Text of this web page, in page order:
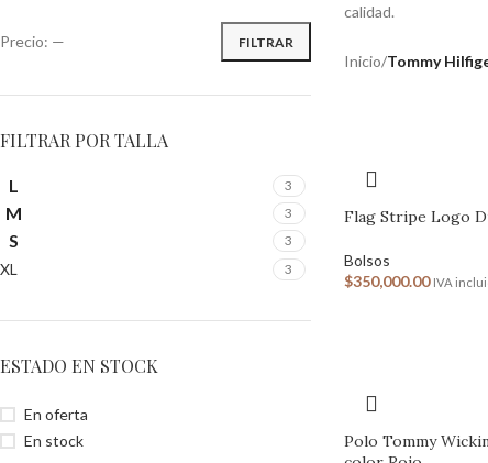
FILTRAR
Precio: —
FILTRAR POR TALLA
L 3
M 3
S 3
XL 3
ESTADO EN STOCK
En oferta
En stock
calidad.
Inicio/Tommy
Flag Stripe Logo
Bolsos
$350,000.00 IVA
Polo Tommy